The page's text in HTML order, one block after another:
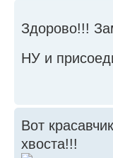
Здорово!!!
НУ и
Вот
хвоста!!!